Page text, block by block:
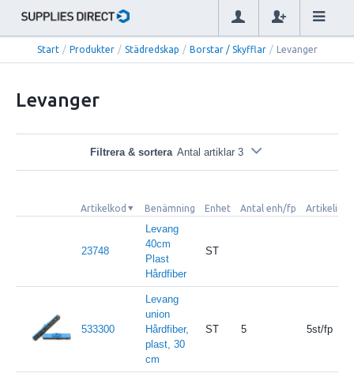
Start / Produkter / Städredskap / Borstar / Skyfflar / Levanger
Levanger
Filtrera & sortera Antal artiklar 3
Artikelkod Benämning Enhet Antal enh/fp Artikelinfo
23748
Levang
40cm
Plast
Hårdfiber
ST
533300
Levang
union
Hårdfiber,
plast, 30
cm
ST 5 5st/fp